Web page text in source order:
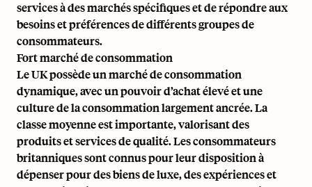
services à des marchés spécifiques et de répondre aux
besoins et préférences de différents groupes de
consommateurs.
Fort marché de consommation
Le UK possède un marché de consommation
dynamique, avec un pouvoir d’achat élevé et une
culture de la consommation largement ancrée. La
classe moyenne est importante, valorisant des
produits et services de qualité. Les consommateurs
britanniques sont connus pour leur disposition à
dépenser pour des biens de luxe, des expériences et